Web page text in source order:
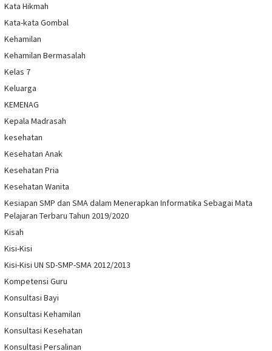
Kata Hikmah
Kata-kata Gombal
Kehamilan
Kehamilan Bermasalah
Kelas 7
Keluarga
KEMENAG
Kepala Madrasah
kesehatan
Kesehatan Anak
Kesehatan Pria
Kesehatan Wanita
Kesiapan SMP dan SMA dalam Menerapkan Informatika Sebagai Mata
Pelajaran Terbaru Tahun 2019/2020
Kisah
Kisi-Kisi
Kisi-Kisi UN SD-SMP-SMA 2012/2013
Kompetensi Guru
Konsultasi Bayi
Konsultasi Kehamilan
Konsultasi Kesehatan
Konsultasi Persalinan